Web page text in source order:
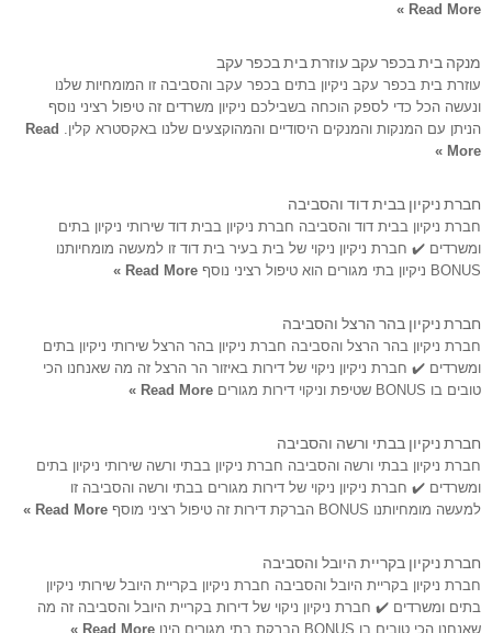
Read More »
מנקה בית בכפר עקב עוזרת בית בכפר עקב
עוזרת בית בכפר עקב ניקיון בתים בכפר עקב והסביבה זו המומחיות שלנו
ונעשה הכל כדי לספק הוכחה בשבילכם ניקיון משרדים זה טיפול רציני נוסף
הניתן עם המנקות והמנקים היסודיים והמהוקצעים שלנו באקסטרא קלין. Read
More »
חברת ניקיון בבית דוד והסביבה
חברת ניקיון בבית דוד והסביבה חברת ניקיון בבית דוד שירותי ניקיון בתים
ומשרדים ✔️ חברת ניקיון ניקוי של בית בעיר בית דוד זו למעשה מומחיותנו
BONUS ניקיון בתי מגורים הוא טיפול רציני נוסף
Read More »
חברת ניקיון בהר הרצל והסביבה
חברת ניקיון בהר הרצל והסביבה חברת ניקיון בהר הרצל שירותי ניקיון בתים
ומשרדים ✔️ חברת ניקיון ניקוי של דירות באיזור הר הרצל זה מה שאנחנו הכי
טובים בו BONUS שטיפת וניקוי דירות מגורים
Read More »
חברת ניקיון בבתי ורשה והסביבה
חברת ניקיון בבתי ורשה והסביבה חברת ניקיון בבתי ורשה שירותי ניקיון בתים
ומשרדים ✔️ חברת ניקיון ניקוי של דירות מגורים בבתי ורשה והסביבה זו
למעשה מומחיותנו BONUS הברקת דירות זה טיפול רציני מוסף
Read More »
חברת ניקיון בקריית היובל והסביבה
חברת ניקיון בקריית היובל והסביבה חברת ניקיון בקריית היובל שירותי ניקיון
בתים ומשרדים ✔️ חברת ניקיון ניקוי של דירות בקריית היובל והסביבה זה מה
שאנחנו הכי טובים בו BONUS הברקת בתי מגורים הינו
Read More »